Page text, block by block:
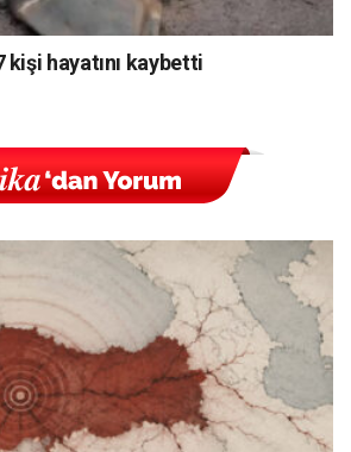
kişi hayatını kaybetti